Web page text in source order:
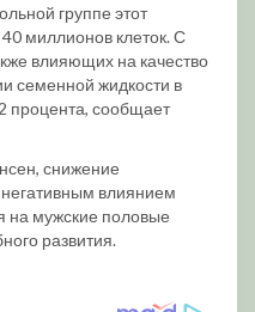
группе этот
миллионов клеток. С
влияющих на качество
семенной жидкости в
процента, сообщает
снижение
влиянием
на мужские половые
развития.